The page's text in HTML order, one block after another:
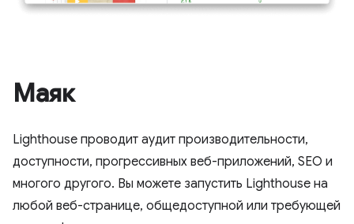
Маяк
Lighthouse проводит аудит производительности,
доступности, прогрессивных веб-приложений, SEO и
многого другого. Вы можете запустить Lighthouse на
любой веб-странице, общедоступной или требующей